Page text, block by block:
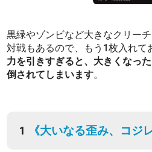
黒緑やゾンビなど大きなクリー
対戦もあるので、もう1枚入れて
力を引きすぎると、大きくなった
倒されてしまいます。
1 《大いなる歪み、コジ